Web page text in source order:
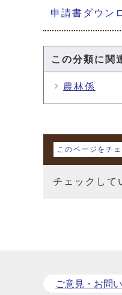
メインメニ
申請書ダウン
この分類に関
農林係
マイページ
このページをチ
チェックして
ご意見・お問